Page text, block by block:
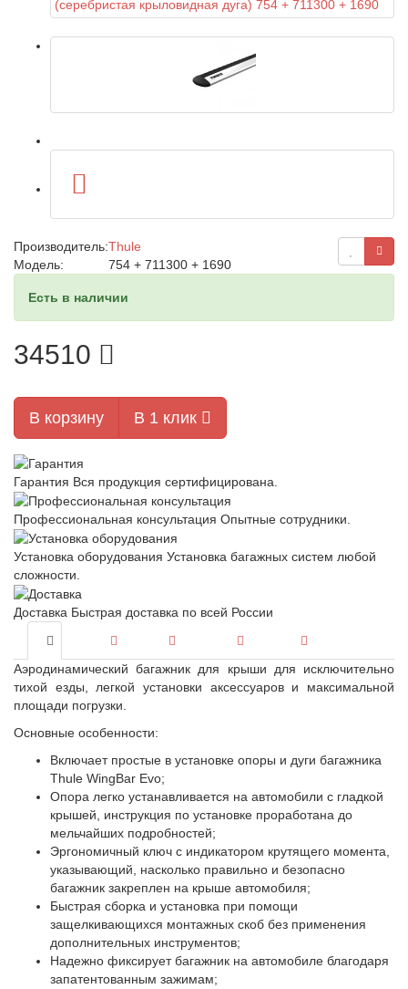
Производитель:Thule
Модель:
754 + 711300 + 1690
Есть в наличии
34510
В корзину В 1 клик
Гарантия Вся продукция сертифицирована.
Профессиональная консультация Опытные сотрудники.
Установка оборудования Установка багажных систем любой
сложности.
Доставка Быстрая доставка по всей России
Аэродинамический багажник для крыши для исключительно
тихой езды, легкой установки аксессуаров и максимальной
площади погрузки.
Основные особенности:
Включает простые в установке опоры и дуги багажника
Thule WingBar Evo;
Опора легко устанавливается на автомобили с гладкой
крышей, инструкция по установке проработана до
мельчайших подробностей;
Эргономичный ключ с индикатором крутящего момента,
указывающий, насколько правильно и безопасно
багажник закреплен на крыше автомобиля;
Быстрая сборка и установка при помощи
защелкивающихся монтажных скоб без применения
дополнительных инструментов;
Надежно фиксирует багажник на автомобиле благодаря
запатентованным зажимам;